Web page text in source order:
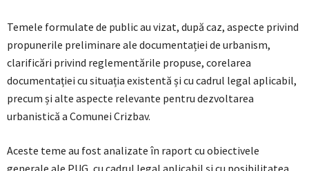
Temele formulate de public au vizat, după caz, aspecte privind
propunerile preliminare ale documentației de urbanism,
clarificări privind reglementările propuse, corelarea
documentației cu situația existentă și cu cadrul legal aplicabil,
precum și alte aspecte relevante pentru dezvoltarea
urbanistică a Comunei Crizbav.
Aceste teme au fost analizate în raport cu obiectivele
generale ale PUG, cu cadrul legal aplicabil și cu posibilitatea